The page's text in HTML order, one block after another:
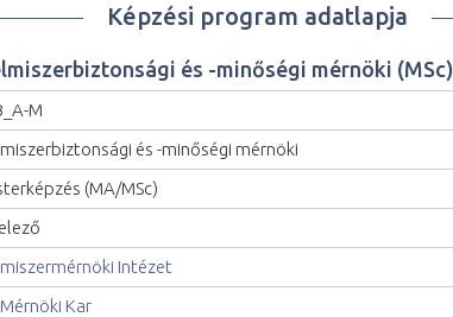
Képzési program adatlapja
és -minőségi mérnöki
M
és -minőségi mérnöki
(MA/MSc)
Intézet
Kar